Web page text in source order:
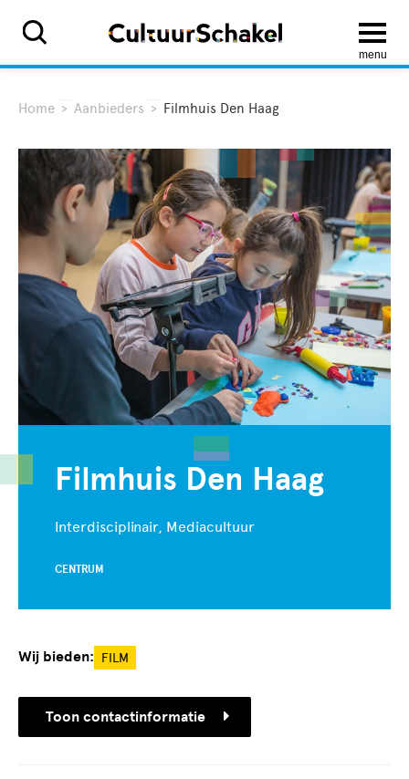
menu
Home > Aanbieders > Filmhuis Den Haag
Filmhuis Den Haag
Interdisciplinair, Mediacultuur
CENTRUM
Wij bieden: FILM
Toon contactinformatie